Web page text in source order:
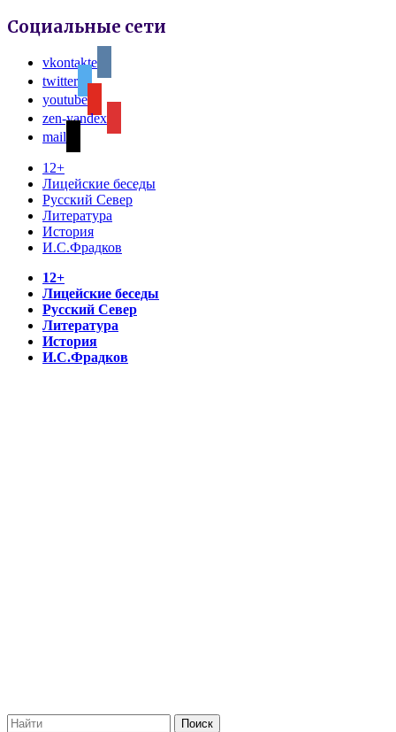
Социальные сети
vkontakte
twitter
youtube
zen-yandex
mail
12+
Лицейские беседы
Русский Север
Литература
История
И.С.Фрадков
12+
Лицейские беседы
Русский Север
Литература
История
И.С.Фрадков